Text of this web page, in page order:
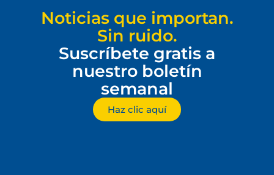
Noticias que importan.
Sin ruido.
Suscríbete gratis a
nuestro boletín
semanal
Haz clic aquí